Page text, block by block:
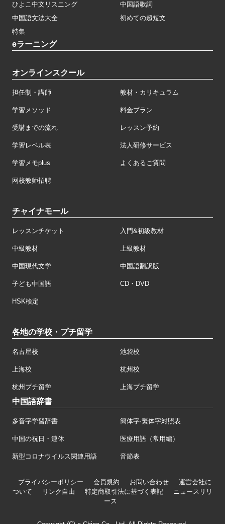
ひよこ中文リスニング
中国語歌詞
中国語文法大全
初めての超短文
特集
eラーニング
オンラインスクール
担任制・講師 教材・カリキュラム
学習メソッド 料金プラン
受講までの流れ レッスン予約
学習レベル表 法人研修サービス
学習メモplus よくあるご質問
网校教师招聘
チャイナモール
レッスンチケット 入門&初級教材
中級教材 上級教材
中国現代文学 中国語翻訳版
子ども中国語 CD・DVD
HSK検定
各地の学校・プチ留学
名古屋校 池袋校
上海校 杭州校
杭州プチ留学 上海プチ留学
中国語辞書
多音字学習辞書 簡体字·繁体字対照表
中国の祝日・連休 医療用語（常用編）
新型コロナウイルス関連用語 音節表
プライバシーポリシー 会員規約 お問い合わせ
運営会社に
ついて
リンク自由 特定商取引法に基づく表記
ニュースリリ
ース